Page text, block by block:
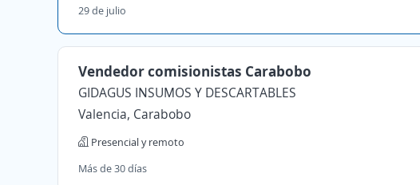
29 de julio
Vendedor comisionistas Carabobo
GIDAGUS INSUMOS Y DESCARTABLES
Valencia, Carabobo
Presencial y remoto
Más de 30 días